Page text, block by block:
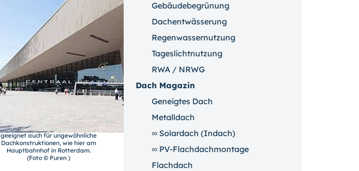
geeignet auch für ungewöhnliche
Dachkonstruktionen, wie hier am
Hauptbahnhof in Rotterdam.
(Foto © Puren )
Gebäudebegrünung
Dachentwässerung
Regenwassernutzung
Tageslichtnutzung
RWA / NRWG
Dach Magazin
Geneigtes Dach
Metalldach
∞ Solardach (Indach)
∞ PV-Flachdachmontage
Flachdach